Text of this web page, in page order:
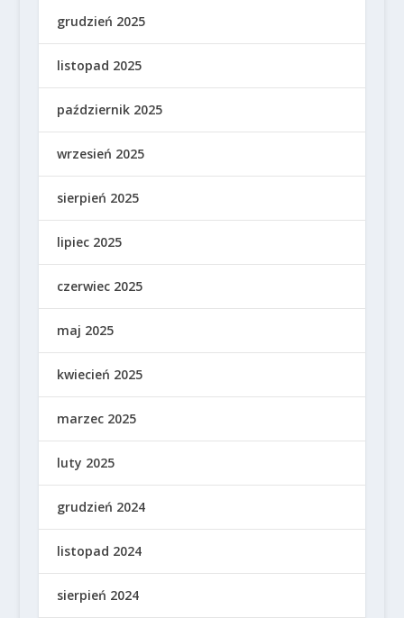
grudzień 2025
listopad 2025
październik 2025
wrzesień 2025
sierpień 2025
lipiec 2025
czerwiec 2025
maj 2025
kwiecień 2025
marzec 2025
luty 2025
grudzień 2024
listopad 2024
sierpień 2024